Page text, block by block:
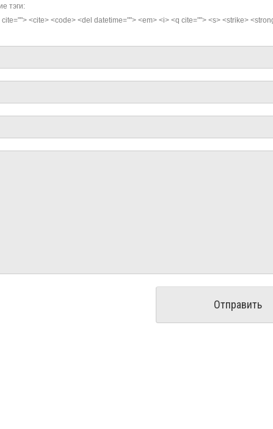
тэги:
<cite> <code> <del datetime=""> <em> <i> <q cite=""> <s> <strike>